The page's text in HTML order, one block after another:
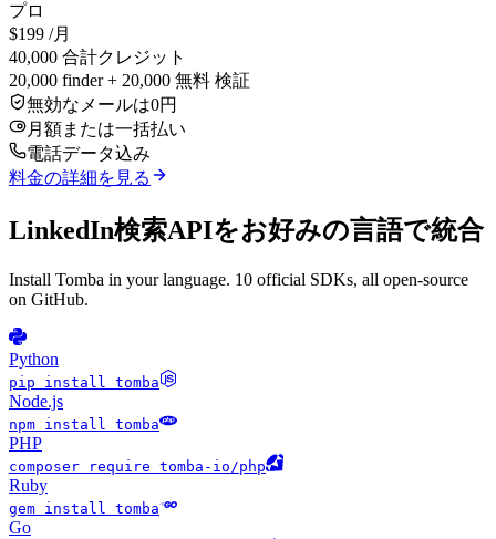
プロ
$199 /月
40,000 合計クレジット
20,000 finder + 20,000 無料 検証
無効なメールは0円
月額または一括払い
電話データ込み
料金の詳細を見る
LinkedIn検索APIをお好みの言語で統合
Install Tomba in your language. 10 official SDKs, all open-source
on GitHub.
Python
pip install tomba
Node.js
npm install tomba
PHP
composer require tomba-io/php
Ruby
gem install tomba
Go